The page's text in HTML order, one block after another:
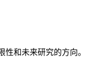
和未来研究的方向。